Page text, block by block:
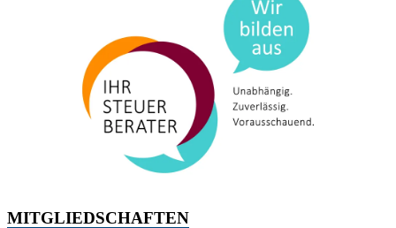
MITGLIEDSCHAFTEN